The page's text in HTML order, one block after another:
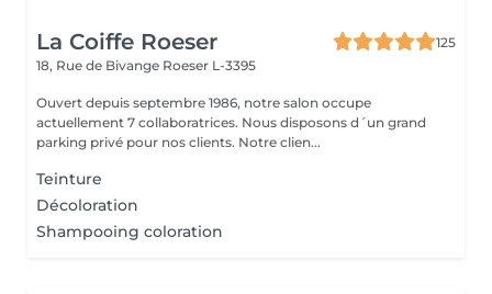
La Coiffe Roeser
125
18, Rue de Bivange Roeser L-3395
Ouvert depuis septembre 1986, notre salon occupe
actuellement 7 collaboratrices. Nous disposons d´un grand
parking privé pour nos clients. Notre clien...
Teinture
Décoloration
Shampooing coloration